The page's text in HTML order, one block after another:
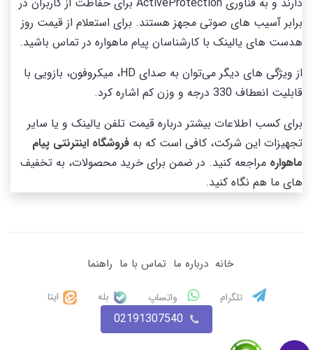
برابر آسیب های صوتی مجهز هستند. برای استعلام از قیمت روز
هدست های یالینک با کارشناسان پیام ماهواره در تماس باشید.
از ویژگی های دیگر می‌توان به صدای HD، میکروفون، بازویی با
قابلیت انعطاف 330 درجه و وزن کم اشاره کرد.
برای کسب اطلاعات بیشتر درباره قیمت تلفن یالینک و یا سایر
تجهیزات این شرکت، کافی است که به فروشگاه اینترنتی پیام
ماهواره مراجعه کنید. در ضمن برای خرید محصولات، به تخفیف
های ما هم نگاه کنید.
خانه درباره ما تماس با ما راهنما
تلگرام واتساپ بله ایتا
02191307540